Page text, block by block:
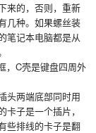
来的，否则，重新
几种。如果螺丝装
笔记本电脑都是从
，C壳是键盘四周外
头两端底部同时用
子是一个插片，
些排线的卡子是翻